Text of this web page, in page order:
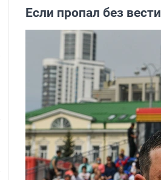
Если пропал без вести